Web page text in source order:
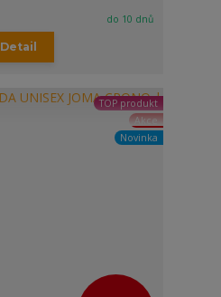
do 10 dnů
Detail
TOP produkt
Akce
Novinka